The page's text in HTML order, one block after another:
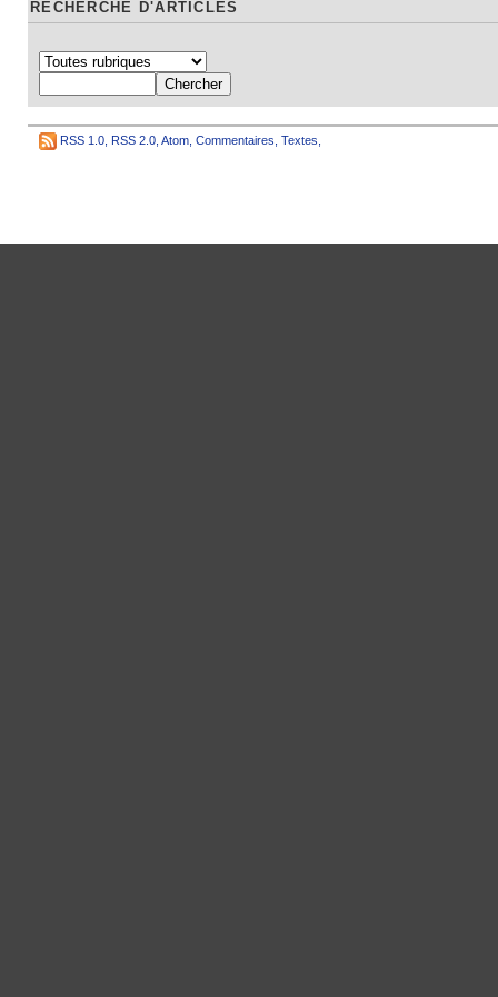
RECHERCHE D'ARTICLES
RSS 1.0 RSS 2.0 Atom Commentaires Textes